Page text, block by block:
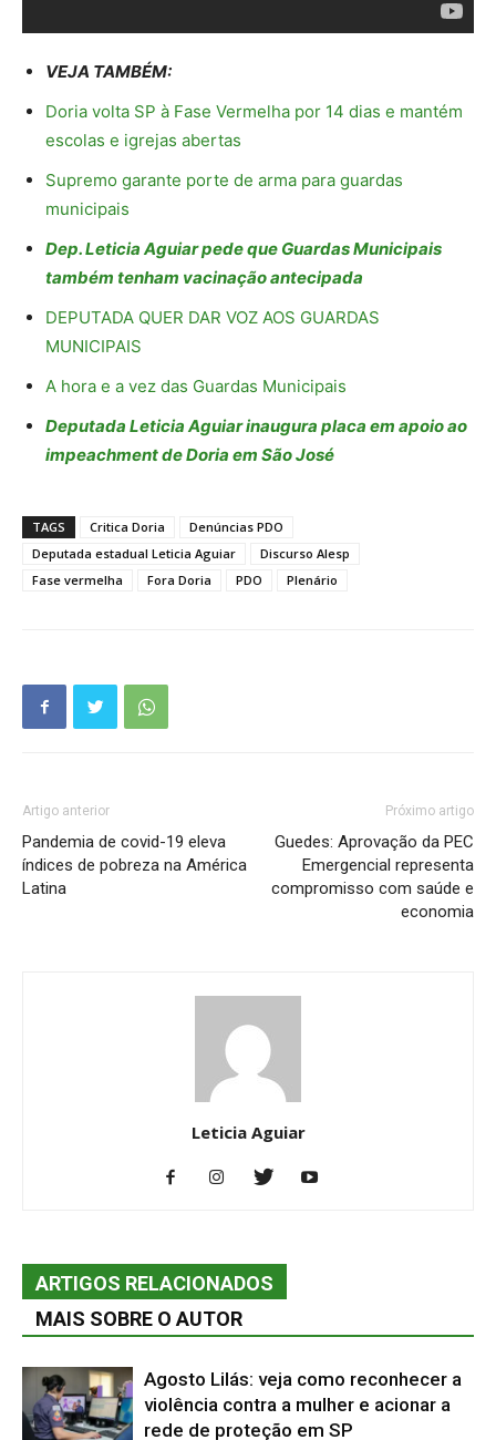
VEJA TAMBÉM:
Doria volta SP à Fase Vermelha por 14 dias e mantém
escolas e igrejas abertas
Supremo garante porte de arma para guardas
municipais
Dep. Leticia Aguiar pede que Guardas Municipais
também tenham vacinação antecipada
DEPUTADA QUER DAR VOZ AOS GUARDAS
MUNICIPAIS
A hora e a vez das Guardas Municipais
Deputada Leticia Aguiar inaugura placa em apoio ao
impeachment de Doria em São José
TAGS Critica Doria
Denúncias PDO
Deputada estadual Leticia Aguiar
Discurso Alesp
Fase vermelha
Fora Doria PDO Plenário
Artigo anterior
Pandemia de covid-19 eleva
índices de pobreza na América
Latina
Próximo artigo
Guedes: Aprovação da PEC
Emergencial representa
compromisso com saúde e
economia
Leticia Aguiar
ARTIGOS RELACIONADOS
MAIS SOBRE O AUTOR
Agosto Lilás: veja como reconhecer a
violência contra a mulher e acionar a
rede de proteção em SP